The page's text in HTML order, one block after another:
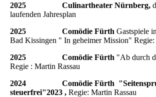
2025 Culinartheater Nürnberg,
laufenden Jahresplan
2025 Comödie Fürth Gastspiele
Bad Kissingen " In geheimer Mission" Regie:
2025 Comödie Fürth "Ab durch
Regie : Martin Rassau
2024 Comödie Fürth
steuerfrei"2023 , Regie: Martin Rassau